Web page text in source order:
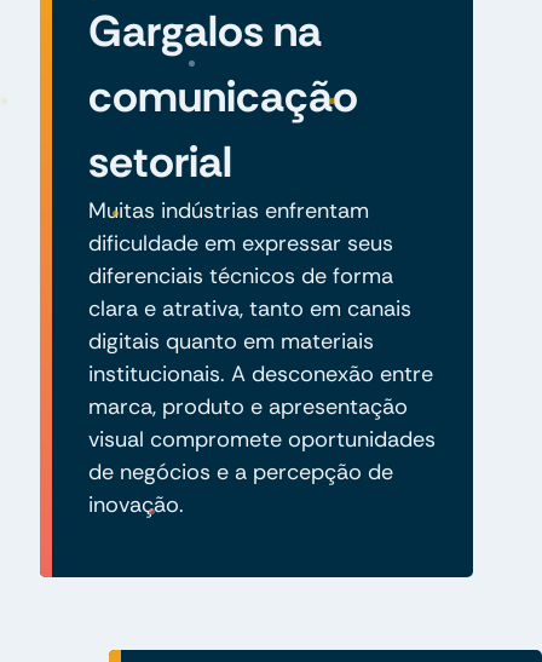
Gargalos na
comunicação
setorial
Muitas indústrias enfrentam
dificuldade em expressar seus
diferenciais técnicos de forma
clara e atrativa, tanto em canais
digitais quanto em materiais
institucionais. A desconexão entre
marca, produto e apresentação
visual compromete oportunidades
de negócios e a percepção de
inovação.